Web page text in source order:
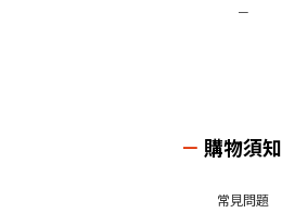
－
－ 購物須知
常見問題